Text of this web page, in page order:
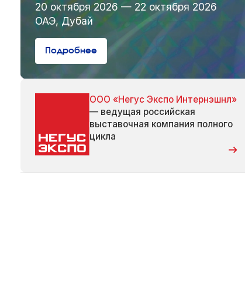
20 октября 2026 — 22 октября 2026
ОАЭ, Дубай
Подробнее
ООО «Негус Экспо Интернэшнл»
— ведущая российская
выставочная компания полного
цикла